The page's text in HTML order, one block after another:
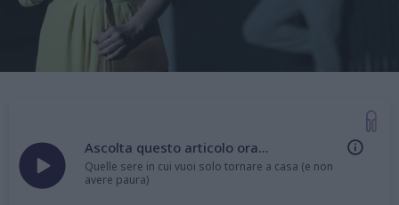
Ascolta questo articolo ora...
Quelle sere in cui vuoi solo tornare a casa (e non
avere paura)